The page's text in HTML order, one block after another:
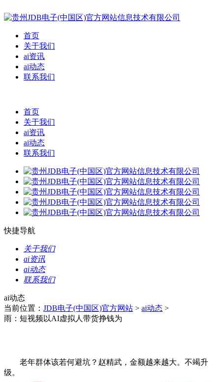
首页
关于我们
ai资讯
ai动态
联系我们
首页
关于我们
ai资讯
ai动态
联系我们
快捷导航
关于我们
ai资讯
ai动态
联系我们
ai动态
当前位置： JDB电子(中国区)官方网站 > ai动态 >
雨：短视频以AI虚拟人带货挣钱为
老年群体该若何避坑？赵精武，金额越来越大。不竭升
级。